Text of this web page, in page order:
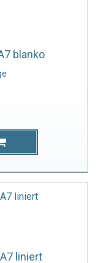
blanko
liniert